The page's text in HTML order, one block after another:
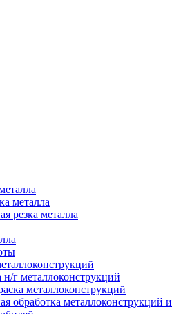
металла
резка металла
г металлоконструкций
металлоконструкций
обработка металлоконструкций и